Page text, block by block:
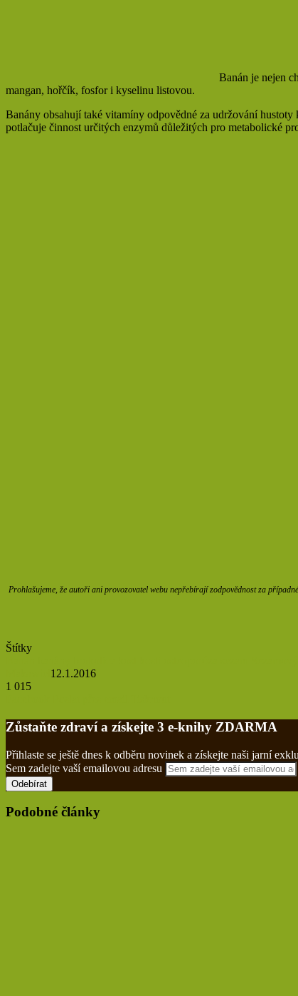
Banán je nejen
mangan, hořčík, fosfor i kyselinu listovou.
Banány obsahují také vitamíny odpovědné za udržování
potlačuje činnost určitých enzymů důležitých pro metabolické
Prohlašujeme, že autoři ani provozovatel webu nepřebírají zodpovědnost za
Štítky
12.1.2016
1 015
Zůstaňte zdraví a získejte 3 e-knihy ZDARMA
Přihlaste se ještě dnes k odběru novinek a získejte naši jarní
Sem zadejte vaší emailovou adresu
Podobné články